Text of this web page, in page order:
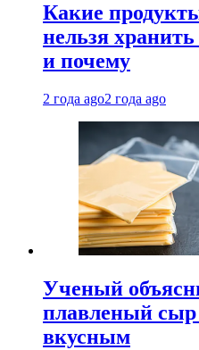
Какие
нельзя
и почему
2 года ago2 года ago
Ученый
плавленый
вкусным